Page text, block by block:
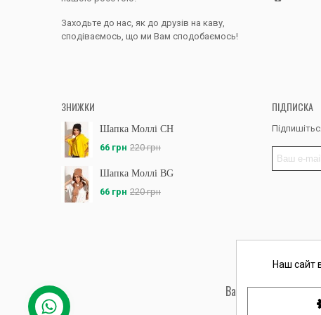
Заходьте до нас, як до друзів на каву,
сподіваємось, що ми Вам сподобаємось!
ЗНИЖКИ
Шапка Моллі CH
66 грн 220 грн
Шапка Моллі BG
66 грн 220 грн
ПІДПИСКА
Вас обслуговує:
Наш сайт